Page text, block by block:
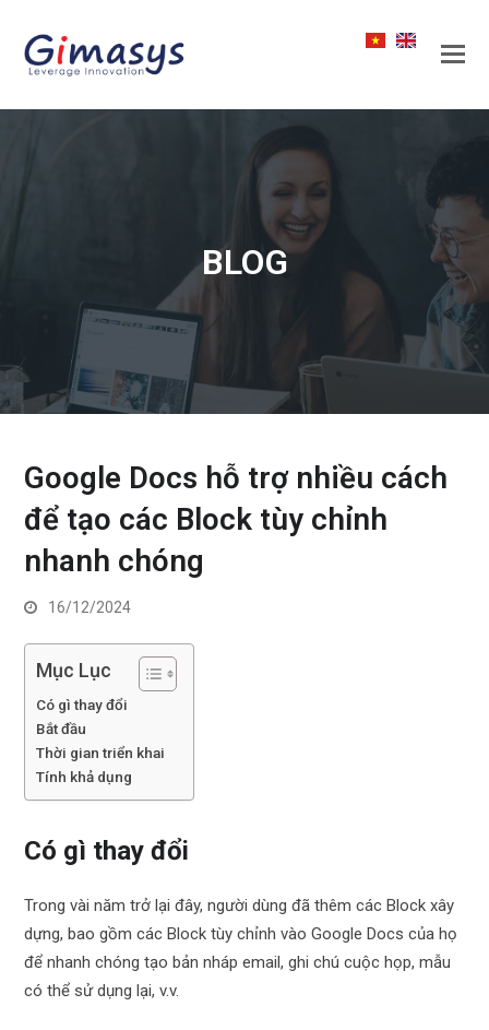
BLOG
Google Docs hỗ trợ nhiều cách
để tạo các Block tùy chỉnh
nhanh chóng
16/12/2024
Mục Lục
Có gì thay đổi
Bắt đầu
Thời gian triển khai
Tính khả dụng
Có gì thay đổi
Trong vài năm trở lại đây, người dùng đã thêm các Block xây
dựng, bao gồm các Block tùy chỉnh vào Google Docs của họ
để nhanh chóng tạo bản nháp email, ghi chú cuộc họp, mẫu
có thể sử dụng lại, v.v.